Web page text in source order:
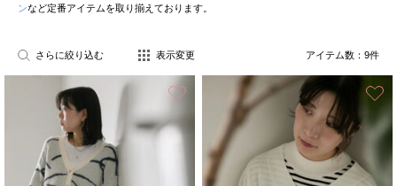
ンなど定番アイテムを取り揃えております。
さらに絞り込む 表示変更 アイテム数： 9件
お気に入り